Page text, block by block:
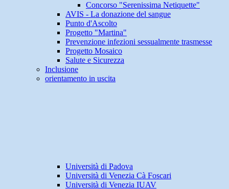
Concorso "Serenissima Netiquette"
AVIS - La donazione del sangue
Punto d'Ascolto
Progetto "Martina"
Prevenzione infezioni sessualmente trasmesse
Progetto Mosaico
Salute e Sicurezza
Inclusione
orientamento in uscita
Università di Padova
Università di Venezia Cà Foscari
Università di Venezia IUAV